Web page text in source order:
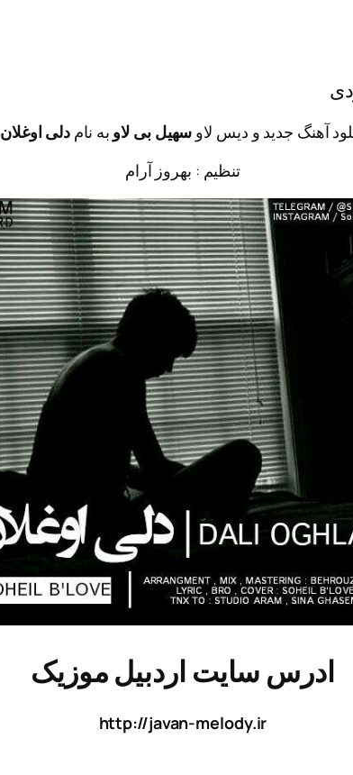
آهنگ جدید و دیس لاو سهیل بی لاو به نام دلی اوغلان
تنظیم : بهروز آرام
ادرس سایت اردبیل موزیک
http://javan-melody.ir